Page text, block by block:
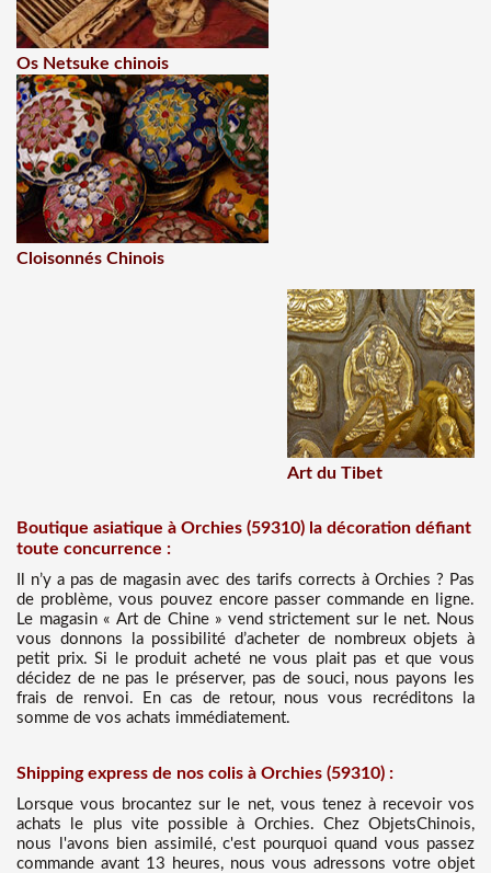
Os Netsuke chinois
Cloisonnés Chinois
Art du Tibet
Boutique asiatique à Orchies (59310) la décoration défiant
toute concurrence :
Il n’y a pas de magasin avec des tarifs corrects à Orchies ? Pas
de problème, vous pouvez encore passer commande en ligne.
Le magasin « Art de Chine » vend strictement sur le net. Nous
vous donnons la possibilité d’acheter de nombreux objets à
petit prix. Si le produit acheté ne vous plait pas et que vous
décidez de ne pas le préserver, pas de souci, nous payons les
frais de renvoi. En cas de retour, nous vous recréditons la
somme de vos achats immédiatement.
Shipping express de nos colis à Orchies (59310) :
Lorsque vous brocantez sur le net, vous tenez à recevoir vos
achats le plus vite possible à Orchies. Chez ObjetsChinois,
nous l'avons bien assimilé, c'est pourquoi quand vous passez
commande avant 13 heures, nous vous adressons votre objet